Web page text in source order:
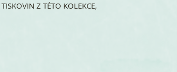
Z TÉTO KOLEKCE,